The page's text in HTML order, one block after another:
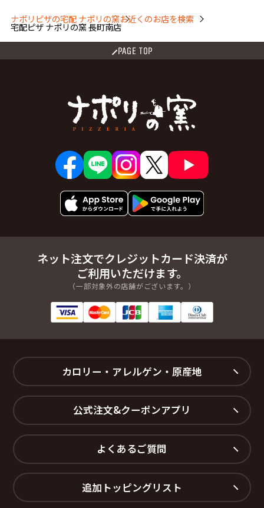
茂ケ崎４丁目
門前町
八木山東１丁目
八木山東２丁目
八木山本町１丁目
八木山本町２丁目
八木山南１丁目
八木山南２丁目
八木山南３丁目
柳生１丁目
柳生２丁目
柳生３丁目
柳生４丁目
柳生６丁目
柳生字稲荷
柳生字松木
柳生字上河原
柳生字川西
柳生字前原西
柳生字前原南
柳生字前原北
柳生字台
柳生字台畑
柳生字沢目
柳生字田中
柳生字土手外
柳生字南野添
柳生字野添
柳生字台田
山田上ノ台町
山田北前町
山田新町
山田本町
【名取市】
相互台１丁目
相互台２丁目
相互台３丁目
相互台４丁目
高舘熊野堂字岩口南
高舘熊野堂字五反田
高舘熊野堂字五反田山
高舘熊野堂字石畑山
高舘熊野堂字谷地前下
高舘熊野堂字谷地前西
高舘熊野堂字中河原
高舘熊野堂字土手下
高舘熊野堂字八ツ口
高舘熊野堂字八ツ口前
高舘熊野堂字飛鳥下
高舘熊野堂字飛鳥上
高舘熊野堂字飛鳥西
高舘熊野堂字飛鳥中
高舘熊野堂字舞台下
高舘熊野堂字舞台上
高舘熊野堂字舞台中
高舘熊野堂字余方下
高舘熊野堂字余方下東
高舘熊野堂字余方上
高舘熊野堂字余方上西
高舘熊野堂字余方上東
高舘熊野堂字余方川端
高舘熊野堂字余方中
高舘熊野堂字余方中西
高舘熊野堂字余方中東
ナポリピザの宅配 ナポリの窯お近くのお店を検索
宅配ピザ ナポリの窯 長町南店
PAGE TOP
ネット注文でクレジットカード決済が
ご利用いただけます。
（一部対象外の店舗がございます。）
カロリー・アレルゲン・原産地
公式注文&クーポンアプリ
よくあるご質問
追加トッピングリスト